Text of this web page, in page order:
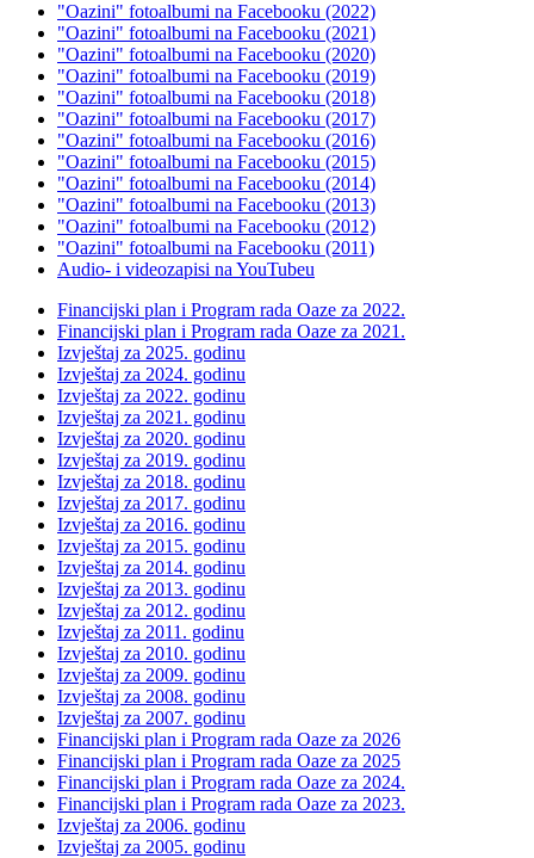
"Oazini" fotoalbumi na Facebooku (2022)
"Oazini" fotoalbumi na Facebooku (2021)
"Oazini" fotoalbumi na Facebooku (2020)
"Oazini" fotoalbumi na Facebooku (2019)
"Oazini" fotoalbumi na Facebooku (2018)
"Oazini" fotoalbumi na Facebooku (2017)
"Oazini" fotoalbumi na Facebooku (2016)
"Oazini" fotoalbumi na Facebooku (2015)
"Oazini" fotoalbumi na Facebooku (2014)
"Oazini" fotoalbumi na Facebooku (2013)
"Oazini" fotoalbumi na Facebooku (2012)
"Oazini" fotoalbumi na Facebooku (2011)
Audio- i videozapisi na YouTubeu
Financijski plan i Program rada Oaze za 2022.
Financijski plan i Program rada Oaze za 2021.
Izvještaj za 2025. godinu
Izvještaj za 2024. godinu
Izvještaj za 2022. godinu
Izvještaj za 2021. godinu
Izvještaj za 2020. godinu
Izvještaj za 2019. godinu
Izvještaj za 2018. godinu
Izvještaj za 2017. godinu
Izvještaj za 2016. godinu
Izvještaj za 2015. godinu
Izvještaj za 2014. godinu
Izvještaj za 2013. godinu
Izvještaj za 2012. godinu
Izvještaj za 2011. godinu
Izvještaj za 2010. godinu
Izvještaj za 2009. godinu
Izvještaj za 2008. godinu
Izvještaj za 2007. godinu
Financijski plan i Program rada Oaze za 2026
Financijski plan i Program rada Oaze za 2025
Financijski plan i Program rada Oaze za 2024.
Financijski plan i Program rada Oaze za 2023.
Izvještaj za 2006. godinu
Izvještaj za 2005. godinu